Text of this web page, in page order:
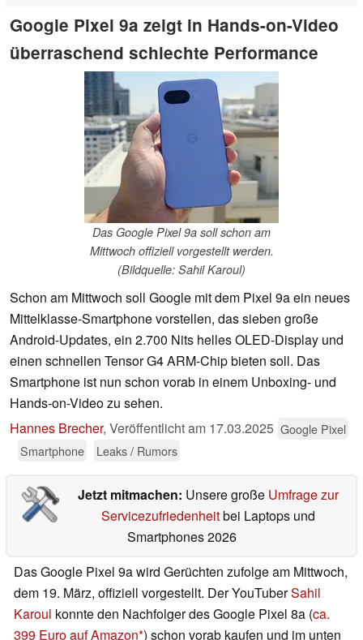
Google Pixel 9a zeigt in Hands-on-Video
überraschend schlechte Performance
Das Google Pixel 9a soll schon am
Mittwoch offiziell vorgestellt werden.
(Bildquelle: Sahil Karoul)
Schon am Mittwoch soll Google mit dem Pixel 9a ein neues
Mittelklasse-Smartphone vorstellen, das sieben große
Android-Updates, ein 2.700 Nits helles OLED-Display und
einen schnellen Tensor G4 ARM-Chip bieten soll. Das
Smartphone ist nun schon vorab in einem Unboxing- und
Hands-on-Video zu sehen.
Hannes Brecher, Veröffentlicht am 17.03.2025 Google Pixel
Smartphone
Leaks / Rumors
Jetzt mitmachen: Unsere große Umfrage zur
Servicezufriedenheitbei Laptops und
Smartphones 2026
Das Google Pixel 9a wird Gerüchten zufolge am Mittwoch,
dem 19. März, offiziell vorgestellt. Der YouTuberSahil
Karoul konnte den Nachfolger des Google Pixel 8a (ca.
399 Euro auf Amazon ) schon vorab kaufen und im unten